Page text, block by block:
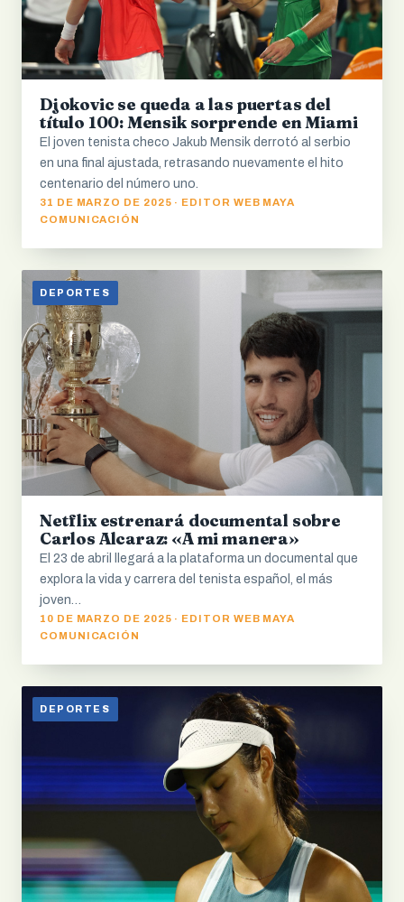
Djokovic se queda a las puertas del
título 100: Mensik sorprende en Miami
El joven tenista checo Jakub Mensik derrotó al serbio
en una final ajustada, retrasando nuevamente el hito
centenario del número uno.
31 DE MARZO DE 2025 · EDITOR WEB MAYA
COMUNICACIÓN
DEPORTES
Netflix estrenará documental sobre
Carlos Alcaraz: «A mi manera»
El 23 de abril llegará a la plataforma un documental que
explora la vida y carrera del tenista español, el más
joven…
10 DE MARZO DE 2025 · EDITOR WEB MAYA
COMUNICACIÓN
DEPORTES